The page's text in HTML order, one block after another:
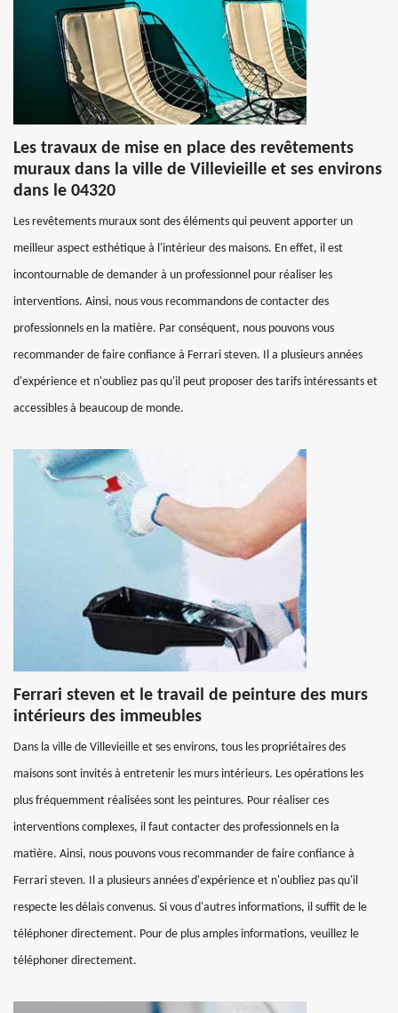
Les travaux de mise en place des revêtements
muraux dans la ville de Villevieille et ses environs
dans le 04320
Les revêtements muraux sont des éléments qui peuvent apporter un
meilleur aspect esthétique à l'intérieur des maisons. En effet, il est
incontournable de demander à un professionnel pour réaliser les
interventions. Ainsi, nous vous recommandons de contacter des
professionnels en la matière. Par conséquent, nous pouvons vous
recommander de faire confiance à Ferrari steven. Il a plusieurs années
d'expérience et n'oubliez pas qu'il peut proposer des tarifs intéressants et
accessibles à beaucoup de monde.
Ferrari steven et le travail de peinture des murs
intérieurs des immeubles
Dans la ville de Villevieille et ses environs, tous les propriétaires des
maisons sont invités à entretenir les murs intérieurs. Les opérations les
plus fréquemment réalisées sont les peintures. Pour réaliser ces
interventions complexes, il faut contacter des professionnels en la
matière. Ainsi, nous pouvons vous recommander de faire confiance à
Ferrari steven. Il a plusieurs années d'expérience et n'oubliez pas qu'il
respecte les délais convenus. Si vous d'autres informations, il suffit de le
téléphoner directement. Pour de plus amples informations, veuillez le
téléphoner directement.